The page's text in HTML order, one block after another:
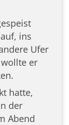
ins
Ufer
er
hatte,
der
Abend